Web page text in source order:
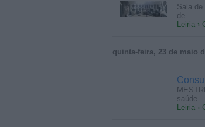
Sala
de…
Leiria ›
quinta-feira, 23 de maio
saúde…
Leiria ›